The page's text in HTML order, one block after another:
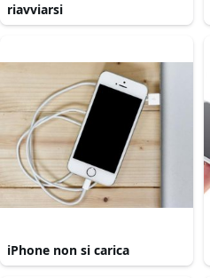
riavviarsi
iPhone non si carica